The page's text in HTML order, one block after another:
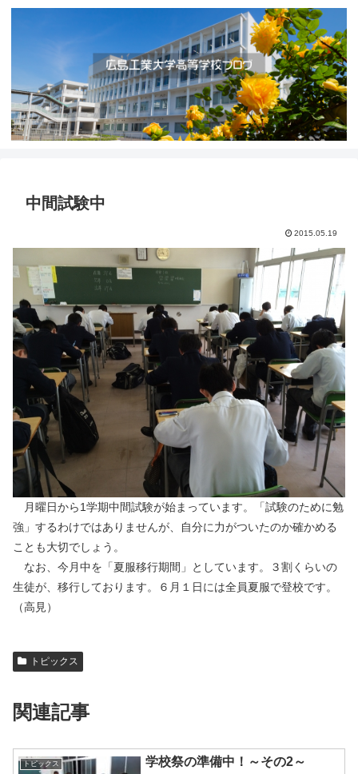
中間試験中
2015.05.19
月曜日から1学期中間試験が始まっています。「試験のために勉
強」するわけではありませんが、自分に力がついたのか確かめる
ことも大切でしょう。
なお、今月中を「夏服移行期間」としています。３割くらいの
生徒が、移行しております。６月１日には全員夏服で登校です。
（高見）
トピックス
関連記事
トピックス 学校祭の準備中！～その2～